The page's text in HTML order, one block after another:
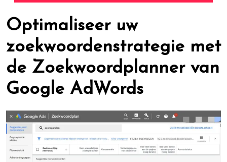
Optimaliseer uw
zoekwoordenstrategie met
de Zoekwoordplanner van
Google AdWords